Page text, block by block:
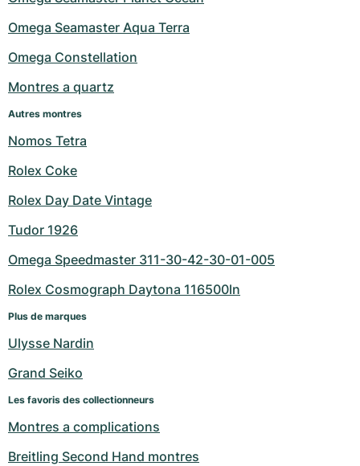
Milgauss
Oyster Perpetual
Yacht-Master
Yacht-Master II
Sea-Dweller
Sky-Dweller
Montres pour femmes
Ronde
Rotonde
Pasha
Tortue
Roadster
Montres d'occasion
Professional
Bentley
Cockpit
Chronospace
Super Avenger
Montbrillant
Montres d'occasion
Formula 1
Grand Carrera
Montres d'occasion
Montres pour femmes
Portofino
Portugieser
Aquatimer
Spitfire
Montres d'occasion
Spirit of Big Bang
King Power
Montres d'occasion
Omega Seamaster Aqua Terra
Omega Constellation
Montres a quartz
Autres montres
Nomos Tetra
Rolex Coke
Rolex Day Date Vintage
Tudor 1926
Omega Speedmaster 311-30-42-30-01-005
Rolex Cosmograph Daytona 116500ln
Plus de marques
Ulysse Nardin
Grand Seiko
Les favoris des collectionneurs
Montres a complications
Breitling Second Hand montres